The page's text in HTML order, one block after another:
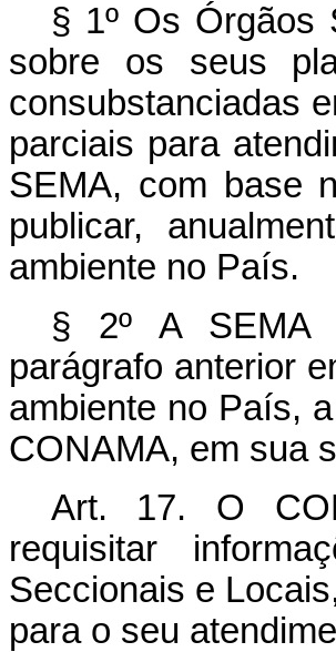
§ 1º Os Órgãos
sobre os seus
consubstanciadas
parciais para
SEMA, com base
publicar,
ambiente no País.
§ 2º A SEMA
parágrafo anterior
ambiente no País,
CONAMA, em sua
Art. 17. O
requisitar
Seccionais e
para o seu